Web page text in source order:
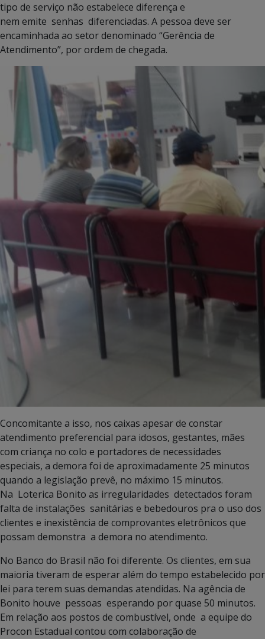
tipo de serviço não estabelece diferença e
nem emite senhas diferenciadas. A pessoa deve ser
encaminhada ao setor denominado “Gerência de
Atendimento”, por ordem de chegada.
Concomitante a isso, nos caixas apesar de constar
atendimento preferencial para idosos, gestantes, mães
com criança no colo e portadores de necessidades
especiais, a demora foi de aproximadamente 25 minutos
quando a legislação prevê, no máximo 15 minutos.
Na Loterica Bonito as irregularidades detectados foram
falta de instalações sanitárias e bebedouros pra o uso dos
clientes e inexistência de comprovantes eletrônicos que
possam demonstra a demora no atendimento.
No Banco do Brasil não foi diferente. Os clientes, em sua
maioria tiveram de esperar além do tempo estabelecido por
lei para terem suas demandas atendidas. Na agência de
Bonito houve pessoas esperando por quase 50 minutos.
Em relação aos postos de combustível, onde a equipe do
Procon Estadual contou com colaboração de